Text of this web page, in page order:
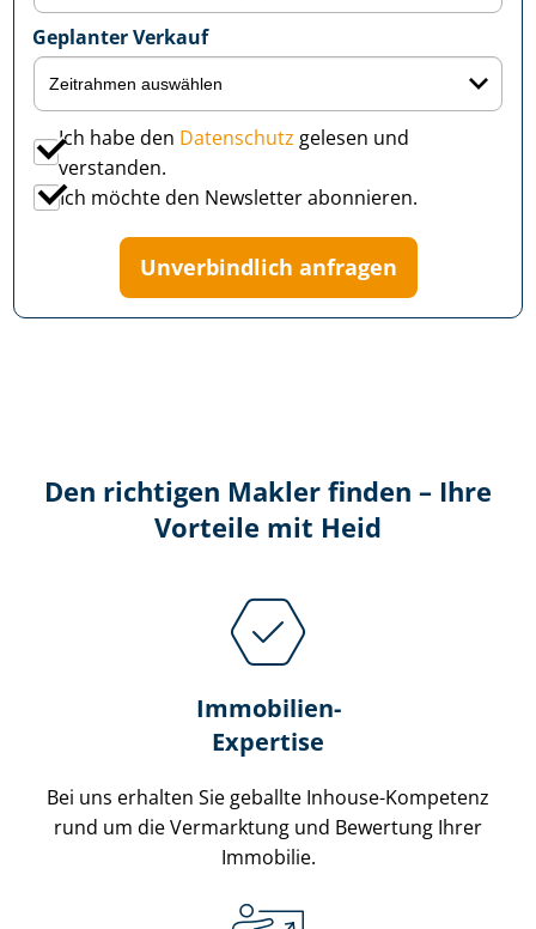
Geplanter Verkauf
Ich habe den Datenschutz gelesen und
verstanden.
Ich möchte den Newsletter abonnieren.
Unverbindlich anfragen
Den richtigen Makler finden – Ihre
Vorteile mit Heid
Immobilien-
Expertise
Bei uns erhalten Sie geballte Inhouse-Kompetenz
rund um die Vermarktung und Bewertung Ihrer
Immobilie.